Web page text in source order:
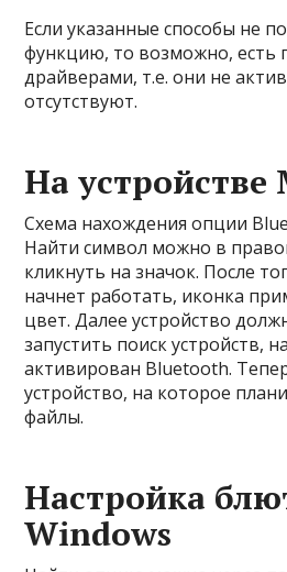
Если указанные способы не
функцию, то возможно, есть
драйверами, т.е. они не
отсутствуют.
На устройстве
Схема нахождения опции
Найти символ можно в
кликнуть на значок. После
начнет работать, иконка
цвет. Далее устройство
запустить поиск устройств,
активирован Bluetooth.
устройство, на которое
файлы.
Настройка
Windows